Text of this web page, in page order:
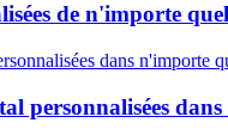
de n'importe
personnalisées